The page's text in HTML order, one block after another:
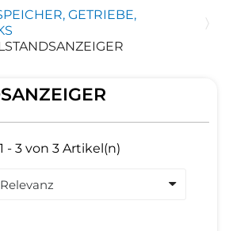
GETRIEBE,
1 - 3 von 3 Artikel(n)